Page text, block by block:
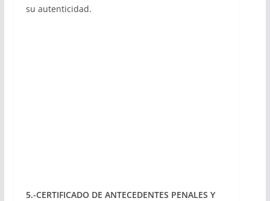
su autenticidad.
5.-CERTIFICADO DE ANTECEDENTES PENALES Y